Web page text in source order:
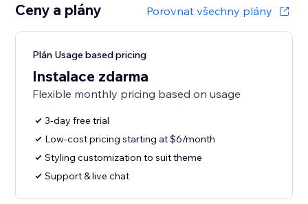
Ceny a plány Porovnat všechny plány
Plán Usage based pricing
Instalace zdarma
Flexible monthly pricing based on usage
3-day free trial
Low-cost pricing starting at $6/month
Styling customization to suit theme
Support & live chat